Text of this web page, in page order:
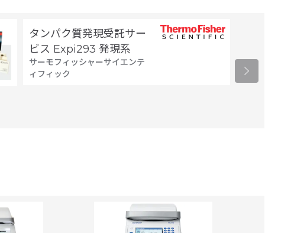
タンパク質発現受託サー
ビス Expi293 発現系
サーモフィッシャーサイエンテ
ィフィック